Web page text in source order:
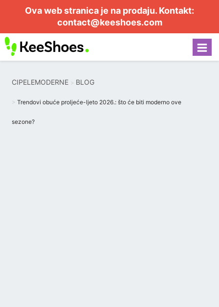
Ova web stranica je na prodaju. Kontakt:
contact@keeshoes.com
CIPELEMODERNE BLOG
Trendovi obuće proljeće-ljeto 2026.: što će biti moderno ove
sezone?